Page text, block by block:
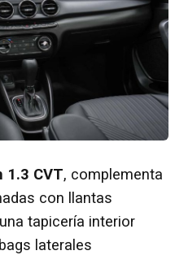
1.3 CVT, complementa
con llantas
tapicería interior
laterales